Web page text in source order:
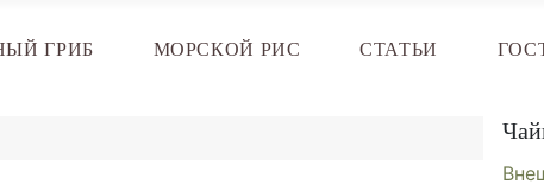
ГРИБ МОРСКОЙ РИС СТАТЬИ